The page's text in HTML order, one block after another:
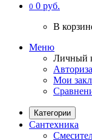
0 0 руб.
В
Меню
Личный
Мои
Категории
Сантехника